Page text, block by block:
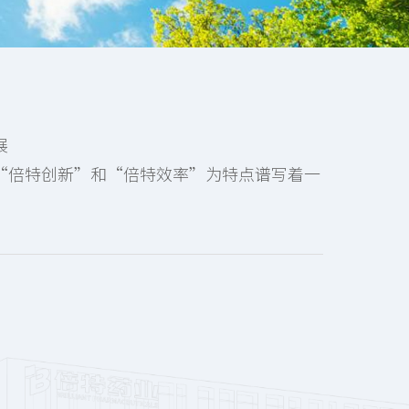
倍特创新”和“倍特效率”为特点谱写着一